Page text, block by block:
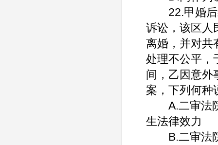
22.甲婚后
诉讼，该区人
离婚，并对共
处理不公平，
间，乙因意外
案，下列何种
A.二审法院
生法律效力
B.二审法院